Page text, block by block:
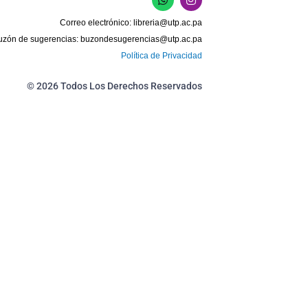
h
a
t
s
p
n
s
t
a
r
m
Correo electrónico: libreria@utp.ac.pa
de sugerencias: buzondesugerencias@utp.ac.pa
Política de Privacidad
© 2026 Todos Los Derechos Reservados